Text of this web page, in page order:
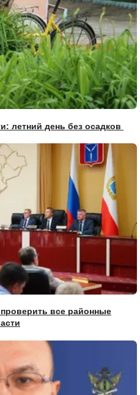
летний день без осадков
все районные